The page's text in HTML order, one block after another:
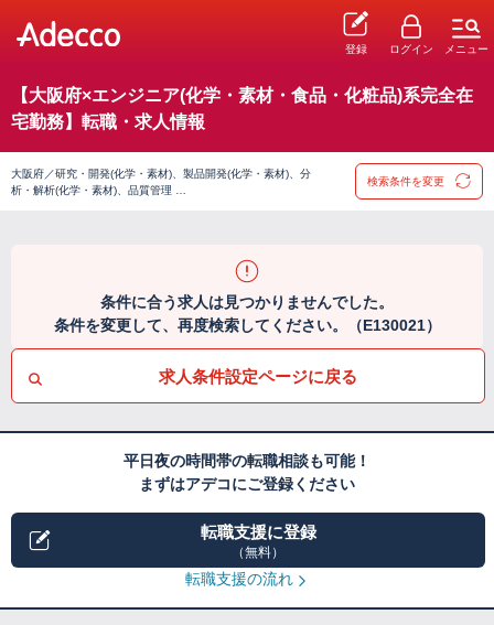
登録 ログイン メニュー
【大阪府×エンジニア(化学・素材・食品・化粧品)系完全在
宅勤務】転職・求人情報
大阪府／研究・開発(化学・素材)、製品開発(化学・素材)、分
析・解析(化学・素材)、品質管理 …
検索条件を変更
条件に合う求人は見つかりませんでした。
条件を変更して、再度検索してください。（E130021）
求人条件設定ページに戻る
平日夜の時間帯の転職相談も可能！
まずはアデコにご登録ください
転職支援に登録
（無料）
転職支援の流れ